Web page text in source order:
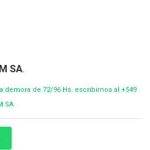
SA.
demora de 72/96 Hs. escribirnos al +549
SA